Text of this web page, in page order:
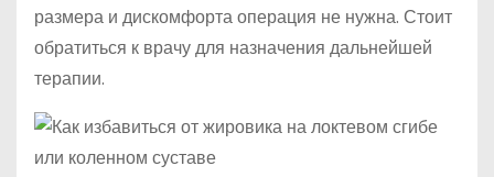
размера и дискомфорта операция не нужна. Стоит
обратиться к врачу для назначения дальнейшей
терапии.